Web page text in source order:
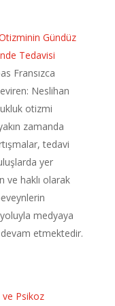
Gündüz
Tedavisi
Fransızca
Neslihan
otizmi
zamanda
tedavi
yer
ve haklı olarak
medyaya
devam etmektedir.
Psikoz